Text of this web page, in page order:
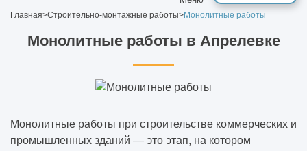
Главная>Строительно-монтажные работы>Монолитные работы
Монолитные работы в Апрелевке
Монолитные работы при строительстве коммерческих и
промышленных зданий — это этап, на котором